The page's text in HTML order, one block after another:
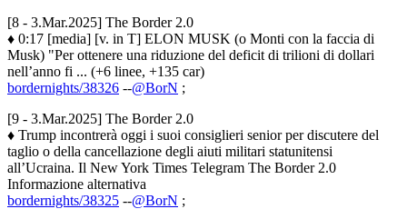
[8 - 3.Mar.2025] The Border 2.0
♦ 0:17 [media] [v. in T] ELON MUSK (o Monti con la faccia di
Musk) "Per ottenere una riduzione del deficit di trilioni di dollari
nell’anno fi ... (+6 linee, +135 car)
bordernights/38326 --@BorN ;
[9 - 3.Mar.2025] The Border 2.0
♦ Trump incontrerà oggi i suoi consiglieri senior per discutere del
taglio o della cancellazione degli aiuti militari statunitensi
all’Ucraina. Il New York Times Telegram The Border 2.0
Informazione alternativa
bordernights/38325 --@BorN ;